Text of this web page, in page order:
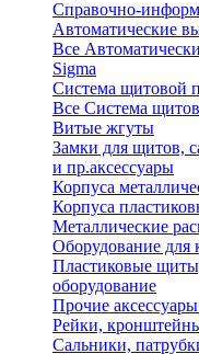
Справочно-
Автоматические
Все
Sigma
Система щитовой
Все Система
Витые жгуты
Замки для щитов,
и пр.аксессуары
Корпуса
Корпуса
Металлические
Оборудование для
Пластиковые
оборудование
Прочие
Рейки,
Сальники,